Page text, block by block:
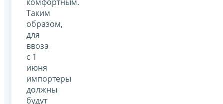
Таким
образом,
для
ввоза
с 1
июня
импортеры
должны
будут